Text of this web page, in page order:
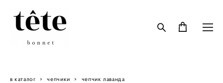
в каталог > чепчики > чепчик лаванда